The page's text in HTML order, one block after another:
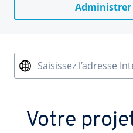
Administrer
Saisissez l’adresse
Votre